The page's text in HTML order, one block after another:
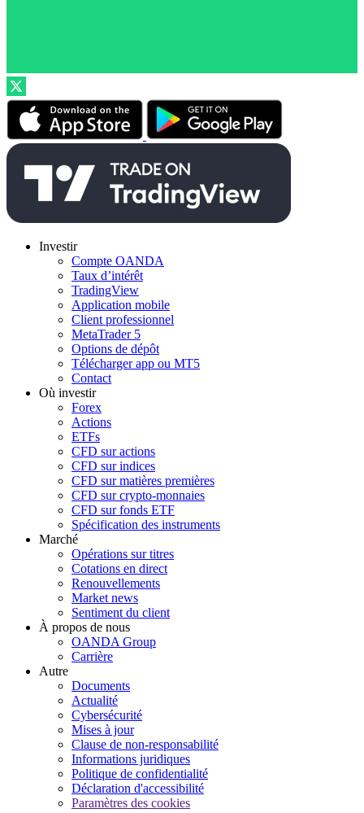
Investir
Compte OANDA
Taux d’intérêt
TradingView
Application mobile
Client professionnel
MetaTrader 5
Options de dépôt
Télécharger app ou MT5
Contact
Où investir
Forex
Actions
ETFs
CFD sur actions
CFD sur indices
CFD sur matières premières
CFD sur crypto-monnaies
CFD sur fonds ETF
Spécification des instruments
Marché
Opérations sur titres
Cotations en direct
Renouvellements
Market news
Sentiment du client
À propos de nous
OANDA Group
Carrière
Autre
Documents
Actualité
Cybersécurité
Mises à jour
Clause de non-responsabilité
Informations juridiques
Politique de confidentialité
Déclaration d'accessibilité
Paramètres des cookies